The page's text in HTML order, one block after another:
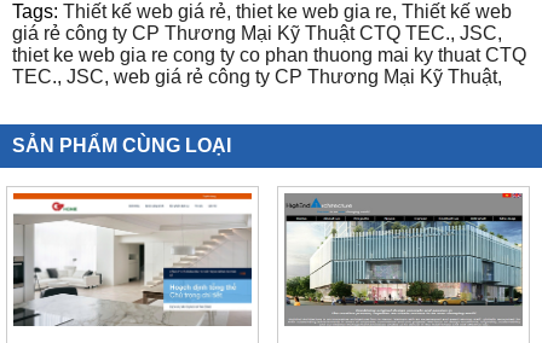
Tags: Thiết kế web giá rẻ, thiet ke web gia re, Thiết kế web
giá rẻ công ty CP Thương Mại Kỹ Thuật CTQ TEC., JSC,
thiet ke web gia re cong ty co phan thuong mai ky thuat CTQ
TEC., JSC, web giá rẻ công ty CP Thương Mại Kỹ Thuật,
SẢN PHẨM CÙNG LOẠI